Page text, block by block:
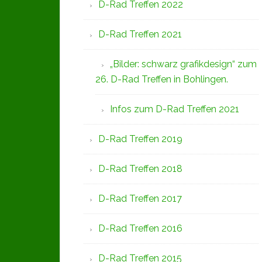
D-Rad Treffen 2022
D-Rad Treffen 2021
„Bilder: schwarz grafikdesign“ zum
26. D-Rad Treffen in Bohlingen.
Infos zum D-Rad Treffen 2021
D-Rad Treffen 2019
D-Rad Treffen 2018
D-Rad Treffen 2017
D-Rad Treffen 2016
D-Rad Treffen 2015